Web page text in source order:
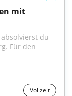
du
Für den
Vollzeit